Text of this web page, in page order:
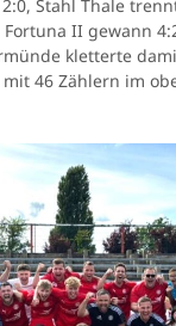
Stahl Thale
Fortuna II gewann
kletterte
46 Zählern im